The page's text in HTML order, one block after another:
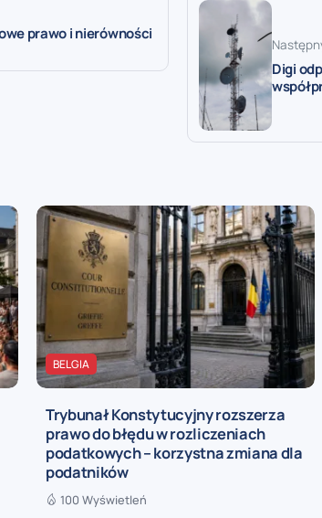
prawo i nierówności
Digi
BELGIA
Trybunał Konstytucyjny rozszerza
prawo do błędu w rozliczeniach
podatkowych – korzystna zmiana dla
podatników
100 Wyświetleń